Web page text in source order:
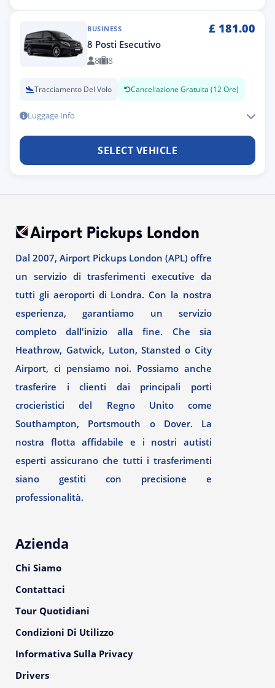
BUSINESS £ 181.00
8 Posti Esecutivo
8 8
Tracciamento Del Volo Cancellazione Gratuita (12 Ore)
Luggage Info
SELECT VEHICLE
Dal 2007, Airport Pickups London (APL) offre
un servizio di trasferimenti executive da
tutti gli aeroporti di Londra. Con la nostra
esperienza, garantiamo un servizio
completo dall'inizio alla fine. Che sia
Heathrow, Gatwick, Luton, Stansted o City
Airport, ci pensiamo noi. Possiamo anche
trasferire i clienti dai principali porti
crocieristici del Regno Unito come
Southampton, Portsmouth o Dover. La
nostra flotta affidabile e i nostri autisti
esperti assicurano che tutti i trasferimenti
siano gestiti con precisione e
professionalità.
Azienda
Chi Siamo
Contattaci
Tour Quotidiani
Condizioni Di Utilizzo
Informativa Sulla Privacy
Drivers